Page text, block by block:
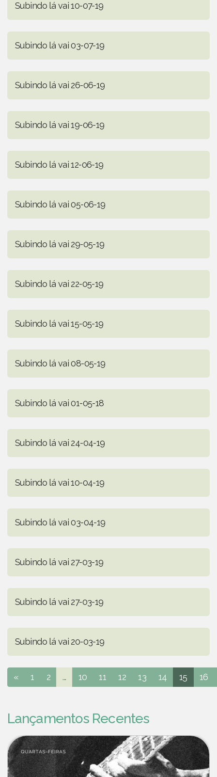
Subindo lá vai 10-07-19
Subindo lá vai 03-07-19
Subindo lá vai 26-06-19
Subindo lá vai 19-06-19
Subindo lá vai 12-06-19
Subindo lá vai 05-06-19
Subindo lá vai 29-05-19
Subindo lá vai 22-05-19
Subindo lá vai 15-05-19
Subindo lá vai 08-05-19
Subindo lá vai 01-05-18
Subindo lá vai 24-04-19
Subindo lá vai 10-04-19
Subindo lá vai 03-04-19
Subindo lá vai 27-03-19
Subindo lá vai 27-03-19
Subindo lá vai 20-03-19
« 1 2 ... 10 11 12 13 14 15 16
Lançamentos Recentes